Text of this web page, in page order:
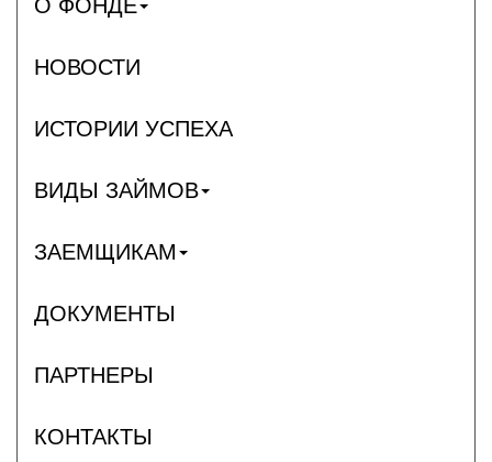
О ФОНДЕ
НОВОСТИ
ИСТОРИИ УСПЕХА
ВИДЫ ЗАЙМОВ
ЗАЕМЩИКАМ
ДОКУМЕНТЫ
ПАРТНЕРЫ
КОНТАКТЫ